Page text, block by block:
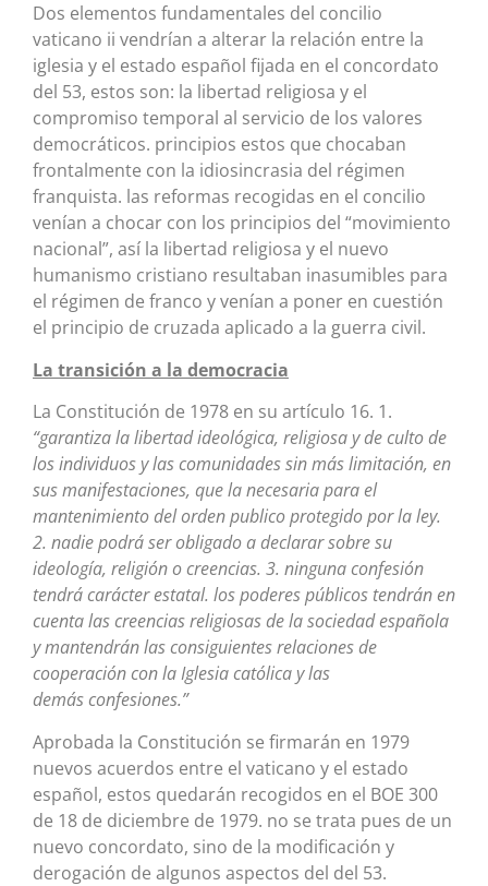
Dos elementos fundamentales del concilio
vaticano ii vendrían a alterar la relación entre la
iglesia y el estado español fijada en el concordato
del 53, estos son: la libertad religiosa y el
compromiso temporal al servicio de los valores
democráticos. principios estos que chocaban
frontalmente con la idiosincrasia del régimen
franquista. las reformas recogidas en el concilio
venían a chocar con los principios del “movimiento
nacional”, así la libertad religiosa y el nuevo
humanismo cristiano resultaban inasumibles para
el régimen de franco y venían a poner en cuestión
el principio de cruzada aplicado a la guerra civil.
La transición a la democracia
La Constitución de 1978 en su artículo 16. 1.
“garantiza la libertad ideológica, religiosa y de culto de
los individuos y las comunidades sin más limitación, en
sus manifestaciones, que la necesaria para el
mantenimiento del orden publico protegido por la ley.
2. nadie podrá ser obligado a declarar sobre su
ideología, religión o creencias. 3. ninguna confesión
tendrá carácter estatal. los poderes públicos tendrán en
cuenta las creencias religiosas de la sociedad española
y mantendrán las consiguientes relaciones de
cooperación con la Iglesia católica y las
demás confesiones.”
Aprobada la Constitución se firmarán en 1979
nuevos acuerdos entre el vaticano y el estado
español, estos quedarán recogidos en el BOE 300
de 18 de diciembre de 1979. no se trata pues de un
nuevo concordato, sino de la modificación y
derogación de algunos aspectos del del 53.